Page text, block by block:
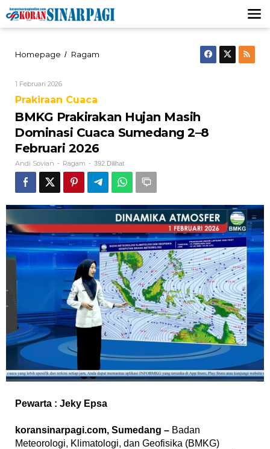
Lewati
ke
konten
Homepage / Ragam
Sumedang
2–
Februari
2026
1 Februari 2026Oleh
Sovian
Prakiraan Cuaca
‎BMKG Prakirakan Hujan Masih
Dominasi Cuaca Sumedang 2–8
Februari 2026
Andi Sovian - Ragam - 392 Dilihat
Pewarta : Jeky Epsa
‎koransinarpagi.com, Sumedang – Badan
Meteorologi, Klimatologi, dan Geofisika (BMKG)